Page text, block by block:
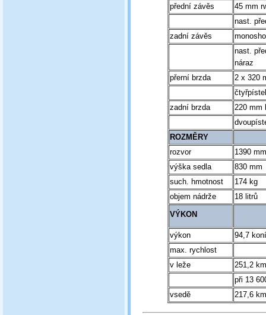
přední závěs
45 mm
nast.
zadní závěs
nast.
náraz
přerní brzda
2 x 320
zadní brzda
220 mm
ROZMĚRY
rozvor
1390 mm
výška sedla
830 mm
such. hmotnost
174 kg
objem nádrže
18 litrů
VÝKON
výkon
94,7 koní
max. rychlost
v leže
251,2
při 13
vsedě
217,6